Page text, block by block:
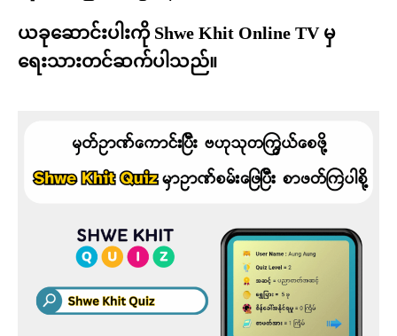
ယခုဆောင်းပါးကို Shwe Khit Online TV မှ
ရေးသားတင်ဆက်ပါသည်။